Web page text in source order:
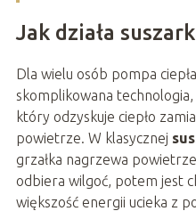
Jak działa
Dla wielu osób pompa
skomplikowana
który odzyskuje ciepło
powietrze. W klasycznej
grzałka nagrzewa
odbiera wilgoć, potem jest
większość energii ucieka z